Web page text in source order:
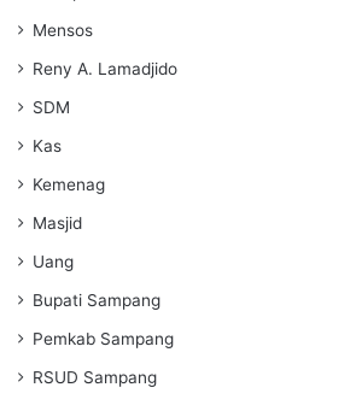
Mensos
Reny A. Lamadjido
SDM
Kas
Kemenag
Masjid
Uang
Bupati Sampang
Pemkab Sampang
RSUD Sampang